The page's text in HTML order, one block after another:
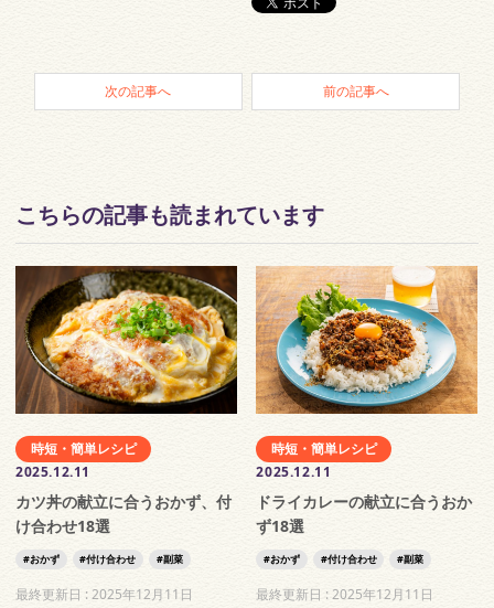
次の記事へ 前の記事へ
こちらの記事も読まれています
時短・簡単レシピ
2025.12.11
カツ丼の献立に合うおかず、付
け合わせ18選
おかず 付け合わせ 副菜
最終更新日 :2025年12月11日
時短・簡単レシピ
2025.12.11
ドライカレーの献立に合うおか
ず18選
おかず 付け合わせ 副菜
最終更新日 :2025年12月11日